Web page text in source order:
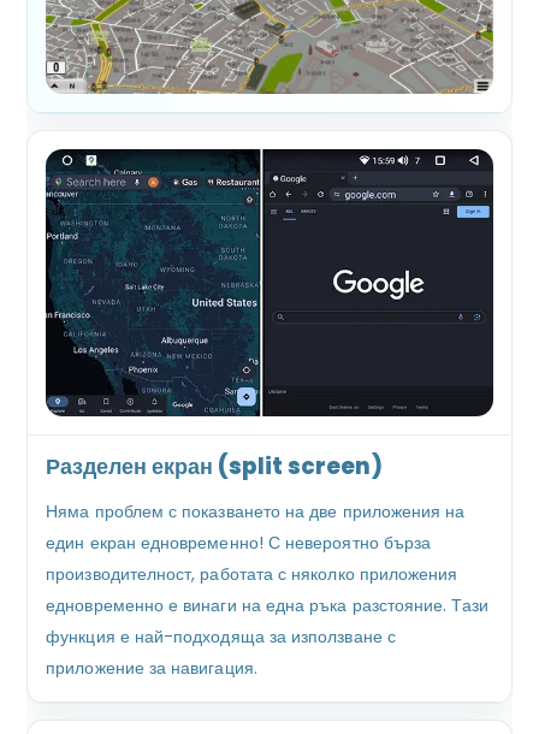
Разделен екран (split screen)
Няма проблем с показването на две приложения на
един екран едновременно! С невероятно бърза
производителност, работата с няколко приложения
едновременно е винаги на една ръка разстояние. Тази
функция е най-подходяща за използване с
приложение за навигация.